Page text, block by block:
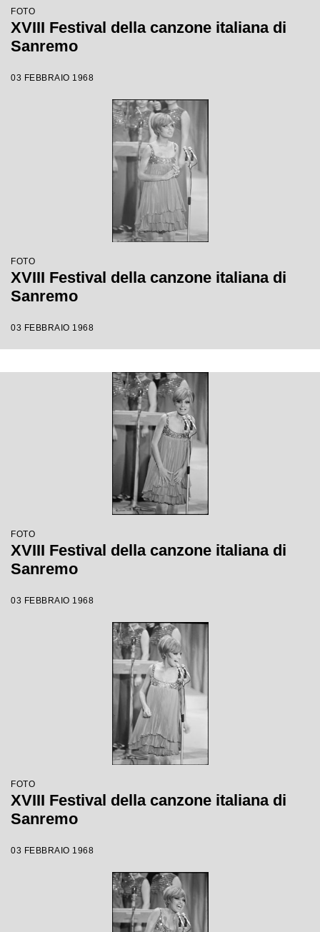
FOTO
XVIII Festival della canzone italiana di
Sanremo
03 FEBBRAIO 1968
FOTO
XVIII Festival della canzone italiana di
Sanremo
03 FEBBRAIO 1968
FOTO
XVIII Festival della canzone italiana di
Sanremo
03 FEBBRAIO 1968
FOTO
XVIII Festival della canzone italiana di
Sanremo
03 FEBBRAIO 1968